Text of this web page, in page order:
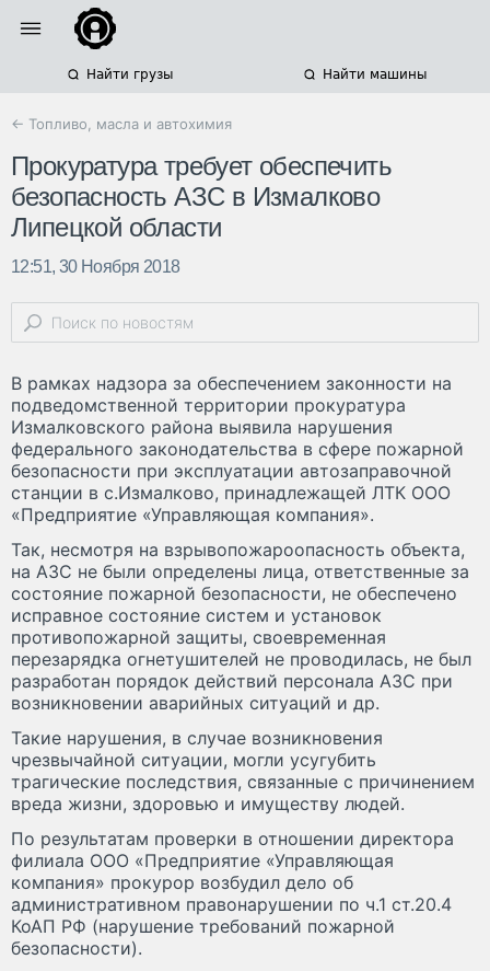
Найти грузы Найти машины
← Топливо, масла и автохимия
Прокуратура требует обеспечить
безопасность АЗС в Измалково
Липецкой области
12:51, 30 Ноября 2018
В рамках надзора за обеспечением законности на
подведомственной территории прокуратура
Измалковского района выявила нарушения
федерального законодательства в сфере пожарной
безопасности при эксплуатации автозаправочной
станции в с.Измалково, принадлежащей ЛТК ООО
«Предприятие «Управляющая компания».
Так, несмотря на взрывопожароопасность объекта,
на АЗС не были определены лица, ответственные за
состояние пожарной безопасности, не обеспечено
исправное состояние систем и установок
противопожарной защиты, своевременная
перезарядка огнетушителей не проводилась, не был
разработан порядок действий персонала АЗС при
возникновении аварийных ситуаций и др.
Такие нарушения, в случае возникновения
чрезвычайной ситуации, могли усугубить
трагические последствия, связанные с причинением
вреда жизни, здоровью и имуществу людей.
По результатам проверки в отношении директора
филиала ООО «Предприятие «Управляющая
компания» прокурор возбудил дело об
административном правонарушении по ч.1 ст.20.4
КоАП РФ (нарушение требований пожарной
безопасности).